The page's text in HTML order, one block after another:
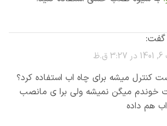
گفت:
کنترل میشه برای چاه اب استفاده کرد؟
خوندم میگن نمیشه ولی برا ی مانصب
هم داده